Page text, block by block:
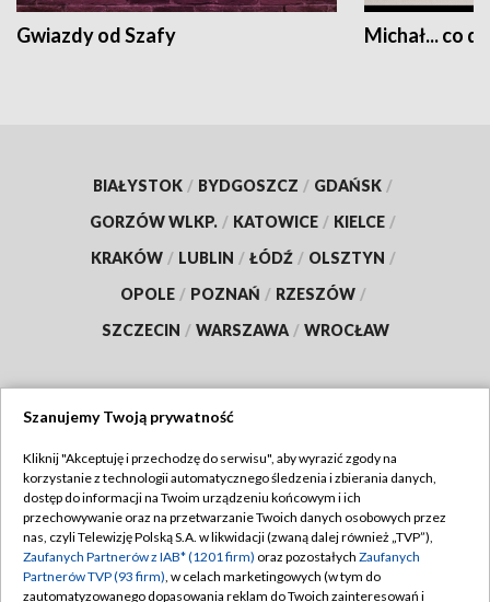
Gwiazdy od Szafy Michał... co
BIAŁYSTOK / BYDGOSZCZ / GDAŃSK /
GORZÓW WLKP. / KATOWICE / KIELCE /
KRAKÓW / LUBLIN / ŁÓDŹ / OLSZTYN /
OPOLE / POZNAŃ / RZESZÓW /
SZCZECIN / WARSZAWA / WROCŁAW
TVP
Abonament TVP
Emisja w TVP
Centrum informacji TVP
Regulamin TVP
Polityka prywatności
Moje zgody
Szanujemy Twoją prywatność
Kliknij "Akceptuję i przechodzę do serwisu", aby wyrazić zgody na
korzystanie z technologii automatycznego śledzenia i zbierania danych,
dostęp do informacji na Twoim urządzeniu końcowym i ich
przechowywanie oraz na przetwarzanie Twoich danych osobowych przez
nas, czyli Telewizję Polską S.A. w likwidacji (zwaną dalej również „TVP”),
Zaufanych Partnerów z IAB* (1201 firm) oraz pozostałych Zaufanych
Partnerów TVP (93 firm), w celach marketingowych (w tym do
zautomatyzowanego dopasowania reklam do Twoich zainteresowań i